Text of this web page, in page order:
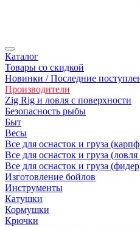
Каталог
Товары со скидкой
Новинки / Последние
Производители
Zig Rig и ловля с поверхности
Безoпасность рыбы
Быт
Весы
Все для оснасток и груза
Все для оснасток и груза
Все для оснасток и груза
Изготовление бойлов
Инструменты
Катушки
Кормушки
Крючки